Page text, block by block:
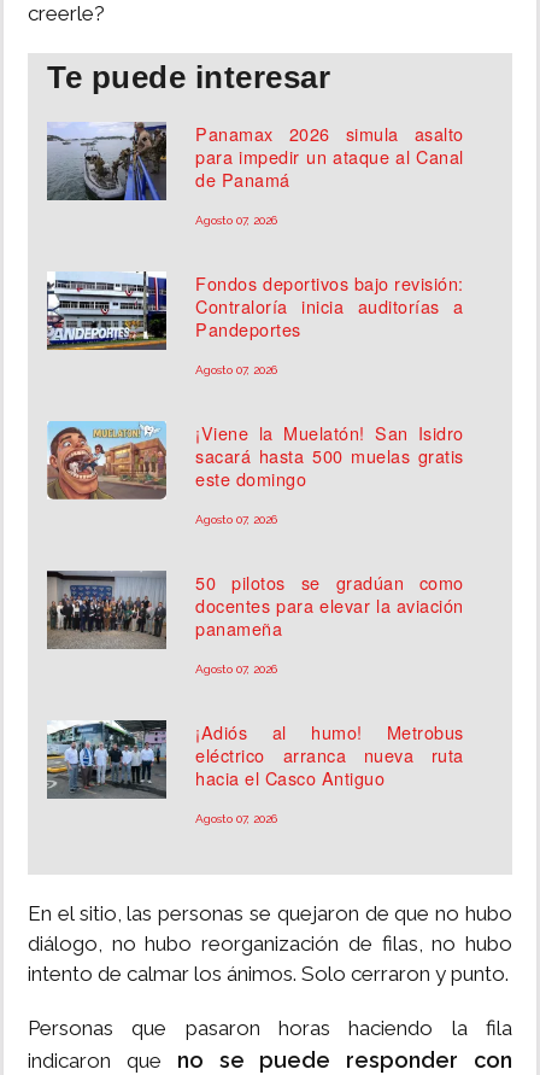
creerle?
Te puede interesar
Panamax 2026 simula asalto
para impedir un ataque al Canal
de Panamá
Agosto 07, 2026
Fondos deportivos bajo revisión:
Contraloría inicia auditorías a
Pandeportes
Agosto 07, 2026
¡Viene la Muelatón! San Isidro
sacará hasta 500 muelas gratis
este domingo
Agosto 07, 2026
50 pilotos se gradúan como
docentes para elevar la aviación
panameña
Agosto 07, 2026
¡Adiós al humo! Metrobus
eléctrico arranca nueva ruta
hacia el Casco Antiguo
Agosto 07, 2026
En el sitio, las personas se quejaron de que no hubo
diálogo, no hubo reorganización de filas, no hubo
intento de calmar los ánimos. Solo cerraron y punto.
Personas que pasaron horas haciendo la fila
indicaron que no se puede responder con